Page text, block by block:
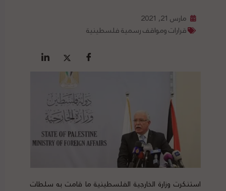
مارس 21, 2021
قرارات ومواقف رسمية فلسطينية
استنكرت وزارة الخارجية الفلسطينية ما قامت به سلطات